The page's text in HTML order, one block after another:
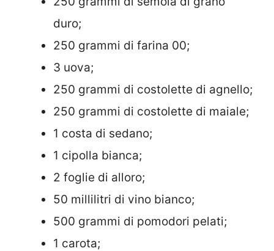
duro;
250 grammi di farina 00;
3 uova;
250 grammi di costolette di agnello;
250 grammi di costolette di maiale;
1 costa di sedano;
1 cipolla bianca;
2 foglie di alloro;
50 millilitri di vino bianco;
500 grammi di pomodori pelati;
1 carota;